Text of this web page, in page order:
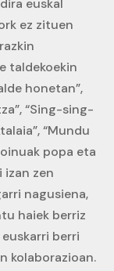
euskal
ez zituen
taldekoekin
honetan”,
“Sing-sing-
“Mundu
popa eta
izan zen
nagusiena,
haiek berriz
berri
kolaborazioan.